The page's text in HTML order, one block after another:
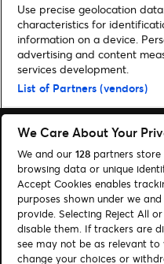
Home Musik
Peso Pluma
nach Deutschland | Presale-
Suchen
Cookie-Einwilligungstool
Autor*innen
Use precise geolocation
characteristics for
information on a device.
advertising and content
services development.
List of Partners (vendors)
We Care About Your
We and our 128 partners
browsing data or unique
Accept Cookies enables
purposes shown under we
provide. Selecting Reject All
disable them. If trackers are
see may not be as relevant to
change your choices or